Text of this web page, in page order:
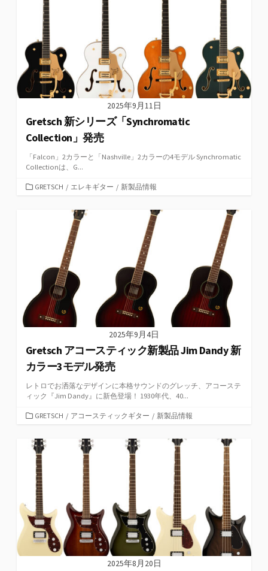
2025年9月11日
Gretsch 新シリーズ「Synchromatic
Collection」発売
「Falcon」2カラーと「Nashville」2カラーの4モデル Synchromatic
Collectionは、G...
カGRETSCH / エレキギター / 新製品情報
2025年9月4日
Gretsch アコースティック新製品 Jim Dandy 新
カラー3モデル発売
レトロでお洒落なデザインに本格サウンドのグレッチ、アコーステ
ィック『Jim Dandy』に新色登場！ 1930年代、40...
カ
ゴ
リ
ー
GRETSCH / アコースティックギター / 新製品情報
2025年8月20日